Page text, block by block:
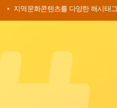
지역문화콘텐츠를 다양한 해시태